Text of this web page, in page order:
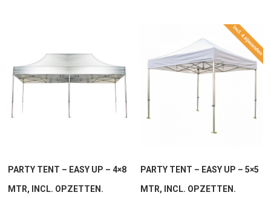
PARTY TENT – EASY UP – 4×8
MTR, INCL. OPZETTEN.
PARTY TENT – EASY UP – 5×5
MTR, INCL. OPZETTEN.